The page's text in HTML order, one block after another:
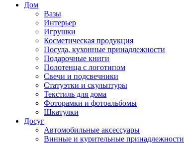
Дом
Вазы
Интерьер
Игрушки
Косметическая продукция
Посуда, кухонные принадлежности
Подарочные книги
Полотенца с логотипом
Свечи и подсвечники
Статуэтки и скульптуры
Текстиль для дома
Фоторамки и фотоальбомы
Шкатулки
Досуг
Автомобильные аксессуары
Винные и курительные принадлежности